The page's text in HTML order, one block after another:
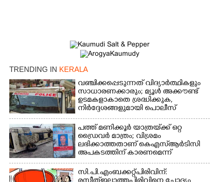
TRENDING IN KERALA
വഞ്ചിക്കപ്പെടുന്നത് വിദ്യാർത്ഥികളും
സാധാരണക്കാരും; മ്യൂൾ അക്കൗണ്ട്
ഉടമകളാകാതെ ശ്രദ്ധിക്കുക,
നിർദ്ദേശങ്ങളുമായി പൊലീസ്
പത്ത് മണിക്കൂർ യാത്രയ്‌ക്ക് ഒറ്റ
ഡ്രൈവർ മാത്രം; വിശ്രമം
ലഭിക്കാത്തതാണ് കെഎസ്‌ആർടിസി
അപകടത്തിന് കാരണമെന്ന്
വിമർശനം
സി.പി.എം ബക്കറ്റ് പിരിവിന്: